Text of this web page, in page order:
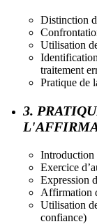
Distinction
Utilisation
traitement
Pratique de
3.
Introduction
Exercice
Expression
Affirmation
Utilisation
confiance)